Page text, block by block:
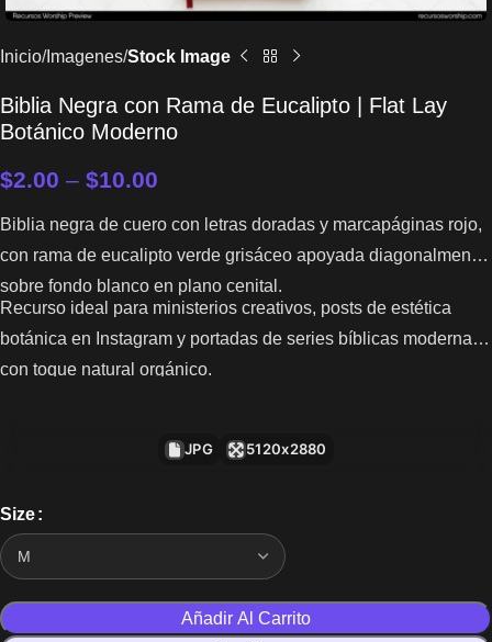
Inicio Imagenes Stock Image
Biblia Negra con Rama de Eucalipto | Flat Lay
Botánico Moderno
$2.00 – $10.00
Biblia negra de cuero con letras doradas y marcapáginas rojo,
con rama de eucalipto verde grisáceo apoyada diagonalmente
sobre fondo blanco en plano cenital.
Recurso ideal para ministerios creativos, posts de estética
botánica en Instagram y portadas de series bíblicas modernas
con toque natural orgánico.
JPG 5120x2880
Size
Añadir Al Carrito